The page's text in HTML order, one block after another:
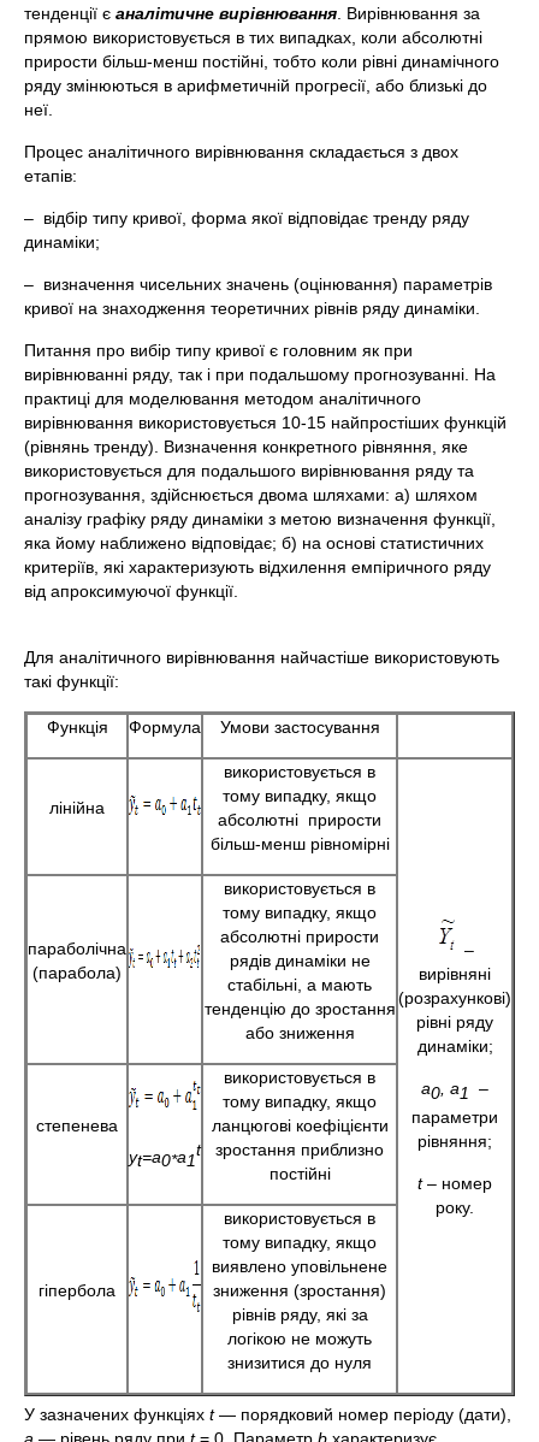
тенденції є аналітичне вирівнювання . Вирівнювання за
прямою використовується в тих випадках, коли абсолютні
прирости більш-менш постійні, тобто коли рівні динамічного
ряду змінюються в арифметичній прогресії, або близькі до
неї.
Процес аналітичного вирівнювання складається з двох
етапів:
– відбір типу кривої, форма якої відповідає тренду ряду
динаміки;
– визначення чисельних значень (оцінювання) параметрів
кривої на знаходження теоретичних рівнів ряду динаміки.
Питання про вибір типу кривої є головним як при
вирівнюванні ряду, так і при подальшому прогнозуванні. На
практиці для моделювання методом аналітичного
вирівнювання використовується 10-15 найпростіших функцій
(рівнянь тренду). Визначення конкретного рівняння, яке
використовується для подальшого вирівнювання ряду та
прогнозування, здійснюється двома шляхами: а) шляхом
аналізу графіку ряду динаміки з метою визначення функції,
яка йому наближено відповідає; б) на основі статистичних
критеріїв, які характеризують відхилення емпіричного ряду
від апроксимуючої функції.
Для аналітичного вирівнювання найчастіше використовують
такі функції:
Функція Формула Умови застосування
лінійна
використовується в
тому випадку, якщо
абсолютні прирости
більш-менш рівномірні
–
вирівняні
(розрахункові)
рівні ряду
динаміки;
а0 , а1
–
параметри
рівняння;
t– номер
року.
параболічна
(парабола)
використовується в
тому випадку, якщо
абсолютні прирости
рядів динаміки не
стабільні, а мають
тенденцію до зростання
або зниження
степенева
yt=a0*a1
t
використовується в
тому випадку, якщо
ланцюгові коефіцієнти
зростання приблизно
постійні
гіпербола
використовується в
тому випадку, якщо
виявлено уповільнене
зниження (зростання)
рівнів ряду, які за
логікою не можуть
знизитися до нуля
У зазначених функціях t— порядковий номер періоду (дати),